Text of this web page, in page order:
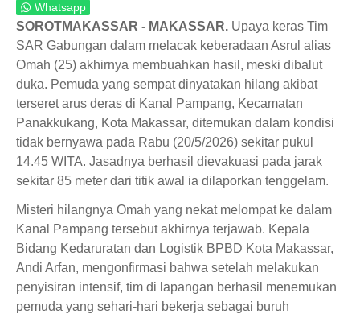
Whatsapp
SOROTMAKASSAR - MAKASSAR. Upaya keras Tim
SAR Gabungan dalam melacak keberadaan Asrul alias
Omah (25) akhirnya membuahkan hasil, meski dibalut
duka. Pemuda yang sempat dinyatakan hilang akibat
terseret arus deras di Kanal Pampang, Kecamatan
Panakkukang, Kota Makassar, ditemukan dalam kondisi
tidak bernyawa pada Rabu (20/5/2026) sekitar pukul
14.45 WITA. Jasadnya berhasil dievakuasi pada jarak
sekitar 85 meter dari titik awal ia dilaporkan tenggelam.
Misteri hilangnya Omah yang nekat melompat ke dalam
Kanal Pampang tersebut akhirnya terjawab. Kepala
Bidang Kedaruratan dan Logistik BPBD Kota Makassar,
Andi Arfan, mengonfirmasi bahwa setelah melakukan
penyisiran intensif, tim di lapangan berhasil menemukan
pemuda yang sehari-hari bekerja sebagai buruh